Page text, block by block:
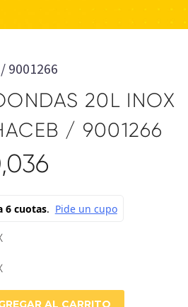
9001266
20L INOX
/ 9001266
AL CARRITO